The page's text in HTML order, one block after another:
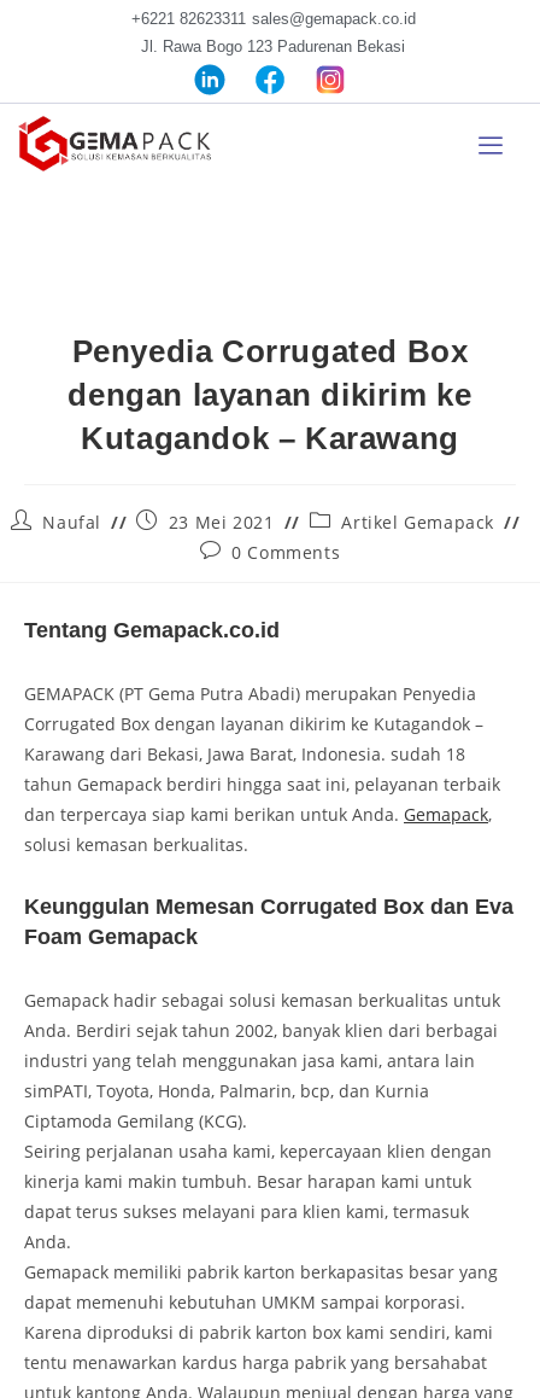
+6221 82623311 sales@gemapack.co.id
Jl. Rawa Bogo 123 Padurenan Bekasi
Penyedia Corrugated Box
dengan layanan dikirim ke
Kutagandok – Karawang
Naufal 23 Mei 2021
Artikel Gemapack
0 Comments
Tentang Gemapack.co.id
GEMAPACK (PT Gema Putra Abadi) merupakan Penyedia
Corrugated Box dengan layanan dikirim ke Kutagandok –
Karawang dari Bekasi, Jawa Barat, Indonesia. sudah 18
tahun Gemapack berdiri hingga saat ini, pelayanan terbaik
dan terpercaya siap kami berikan untuk Anda. Gemapack,
solusi kemasan berkualitas.
Keunggulan Memesan Corrugated Box dan Eva
Foam Gemapack
Gemapack hadir sebagai solusi kemasan berkualitas untuk
Anda. Berdiri sejak tahun 2002, banyak klien dari berbagai
industri yang telah menggunakan jasa kami, antara lain
simPATI, Toyota, Honda, Palmarin, bcp, dan Kurnia
Ciptamoda Gemilang (KCG).
Seiring perjalanan usaha kami, kepercayaan klien dengan
kinerja kami makin tumbuh. Besar harapan kami untuk
dapat terus sukses melayani para klien kami, termasuk
Anda.
Gemapack memiliki pabrik karton berkapasitas besar yang
dapat memenuhi kebutuhan UMKM sampai korporasi.
Karena diproduksi di pabrik karton box kami sendiri, kami
tentu menawarkan kardus harga pabrik yang bersahabat
untuk kantong Anda. Walaupun menjual dengan harga yang